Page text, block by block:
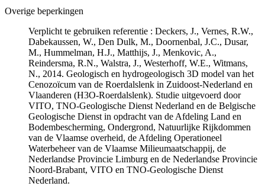
Overige beperkingen
Verplicht te gebruiken referentie : Deckers, J., Vernes, R.W.,
Dabekaussen, W., Den Dulk, M., Doornenbal, J.C., Dusar,
M., Hummelman, H.J., Matthijs, J., Menkovic, A.,
Reindersma, R.N., Walstra, J., Westerhoff, W.E., Witmans,
N., 2014. Geologisch en hydrogeologisch 3D model van het
Cenozoïcum van de Roerdalslenk in Zuidoost-Nederland en
Vlaanderen (H3O-Roerdalslenk). Studie uitgevoerd door
VITO, TNO-Geologische Dienst Nederland en de Belgische
Geologische Dienst in opdracht van de Afdeling Land en
Bodembescherming, Ondergrond, Natuurlijke Rijkdommen
van de Vlaamse overheid, de Afdeling Operationeel
Waterbeheer van de Vlaamse Milieumaatschappij, de
Nederlandse Provincie Limburg en de Nederlandse Provincie
Noord-Brabant, VITO en TNO-Geologische Dienst
Nederland.